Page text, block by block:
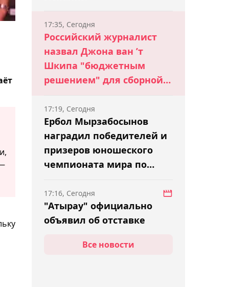
Российский журналист
назвал Джона ван ’т
Шкипа "бюджетным
решением" для сборной
17:35, Сегодня
Ербол Мырзабосынов
наградил победителей и
призеров юношеского
чемпионата мира по
17:19, Сегодня
"Атырау" официально
объявил об отставке
Владимира Чебурина
17:16, Сегодня
Все новости